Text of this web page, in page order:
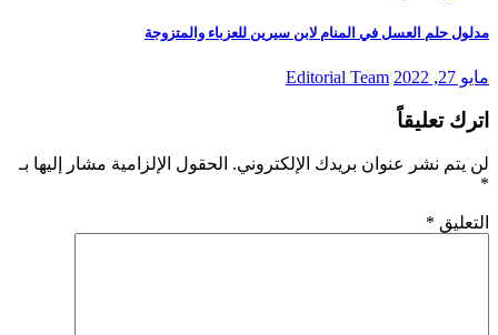
مدلول حلم العسل في المنام لابن سيرين للعزباء والمتزوجة
مايو 27, 2022 Editorial Team
اترك تعليقاً
لن يتم نشر عنوان بريدك الإلكتروني. الحقول الإلزامية مشار إليها بـ
*
التعليق *